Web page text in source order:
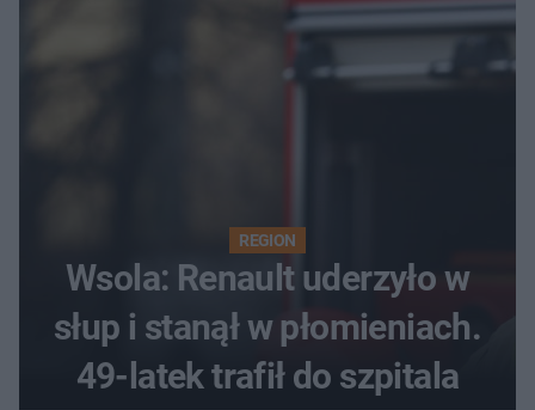
REGION
Wsola: Renault uderzyło w
słup i stanął w płomieniach.
49-latek trafił do szpitala